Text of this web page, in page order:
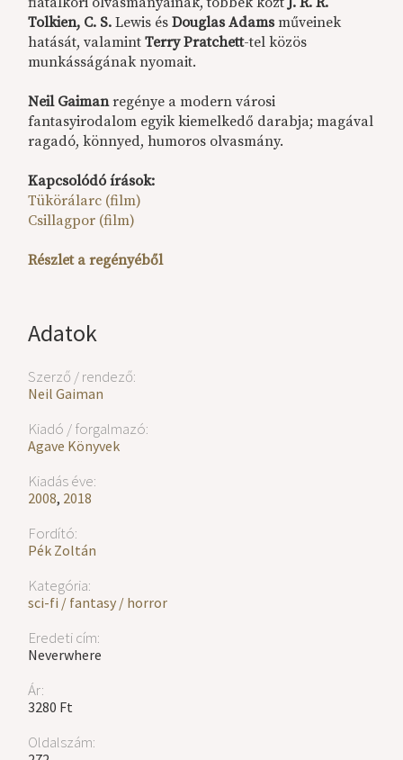
Adatok
Szerző / rendező:
Neil Gaiman
Kiadó / forgalmazó:
Agave Könyvek
Kiadás éve:
2008, 2018
Fordító:
Pék Zoltán
Kategória:
sci-fi / fantasy / horror
Eredeti cím:
Neverwhere
Ár:
3280 Ft
Oldalszám:
Tolkien, C. S.Lewis ésDouglas Adamsműveinek
hatását, valamintTerry Pratchett-tel közös
munkásságának nyomait.
Neil Gaimanregénye a modern városi
fantasyirodalom egyik kiemelkedő darabja; magával
ragadó, könnyed, humoros olvasmány.
Kapcsolódó írások:
Tükörálarc (film)
Csillagpor (film)
Részlet a regényéből